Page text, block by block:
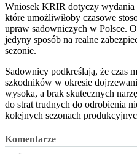
Wniosek KRIR dotyczy wydania
które umożliwiłoby czasowe
upraw sadowniczych w Polsce.
jedyny sposób na realne
sezonie.
Sadownicy podkreślają, że czas
szkodników w okresie
wysoka, a brak skutecznych
do strat trudnych do odrobienia
kolejnych sezonach
Komentarze